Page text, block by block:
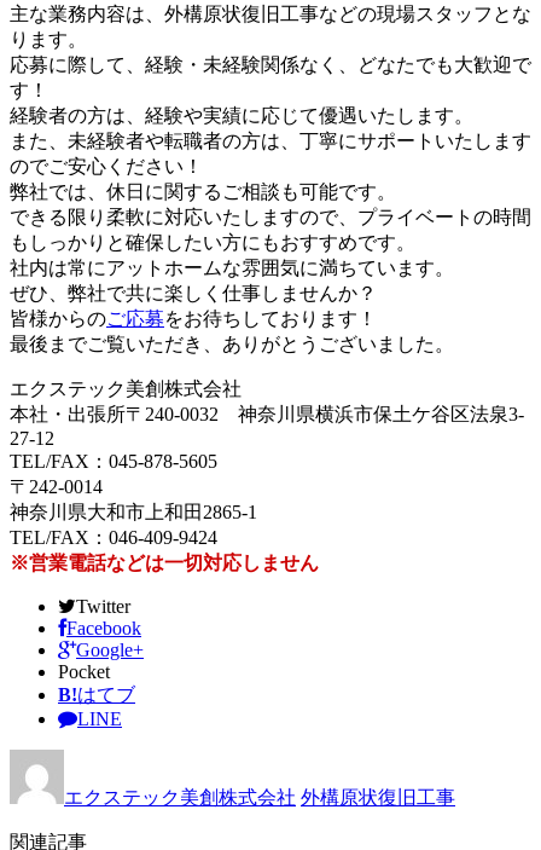
主な業務内容は、外構原状復旧工事などの現場スタッフとな
ります。
応募に際して、経験・未経験関係なく、どなたでも大歓迎で
す！
経験者の方は、経験や実績に応じて優遇いたします。
また、未経験者や転職者の方は、丁寧にサポートいたします
のでご安心ください！
弊社では、休日に関するご相談も可能です。
できる限り柔軟に対応いたしますので、プライベートの時間
もしっかりと確保したい方にもおすすめです。
社内は常にアットホームな雰囲気に満ちています。
ぜひ、弊社で共に楽しく仕事しませんか？
皆様からのご応募をお待ちしております！
最後までご覧いただき、ありがとうございました。
エクステック美創株式会社
本社・出張所〒240-0032 神奈川県横浜市保土ケ谷区法泉3-
27-12
TEL/FAX：045-878-5605
〒242-0014
神奈川県大和市上和田2865-1
TEL/FAX：046-409-9424
※営業電話などは一切対応しません
Twitter
Facebook
Google+
Pocket
B!はてブ
LINE
エクステック美創株式会社 外構原状復旧工事
関連記事